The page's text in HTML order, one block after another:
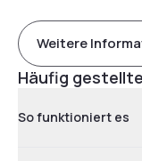
Weitere
Häufig
So funktioniert es